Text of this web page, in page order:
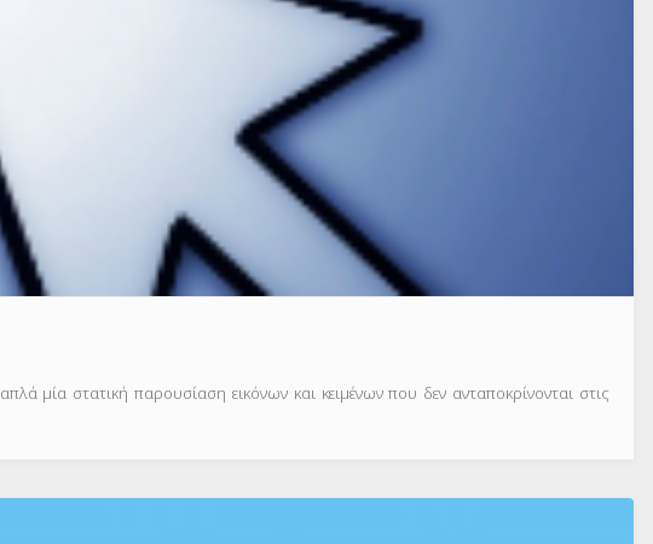
μία στατική παρουσίαση εικόνων και κειμένων που δεν ανταποκρίνονται στις